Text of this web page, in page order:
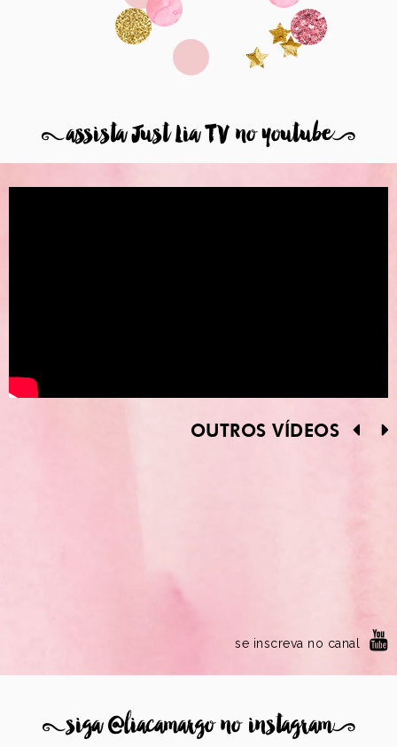
8assista Just Lia TV no youtube9
OUTROS VÍDEOS
se inscreva no canal
8siga @liacamargo no instagram9